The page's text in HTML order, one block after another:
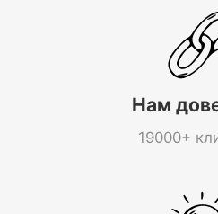
Нам
19000+